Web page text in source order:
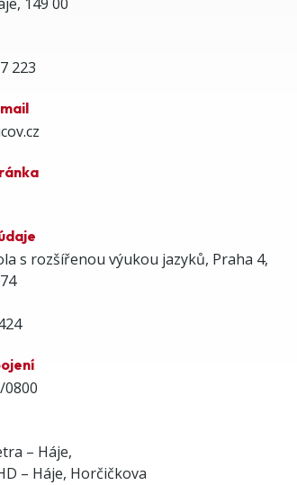
223
s rozšířenou výukou jazyků, Praha 4,
0800
– Háje,
– Háje, Horčičkova